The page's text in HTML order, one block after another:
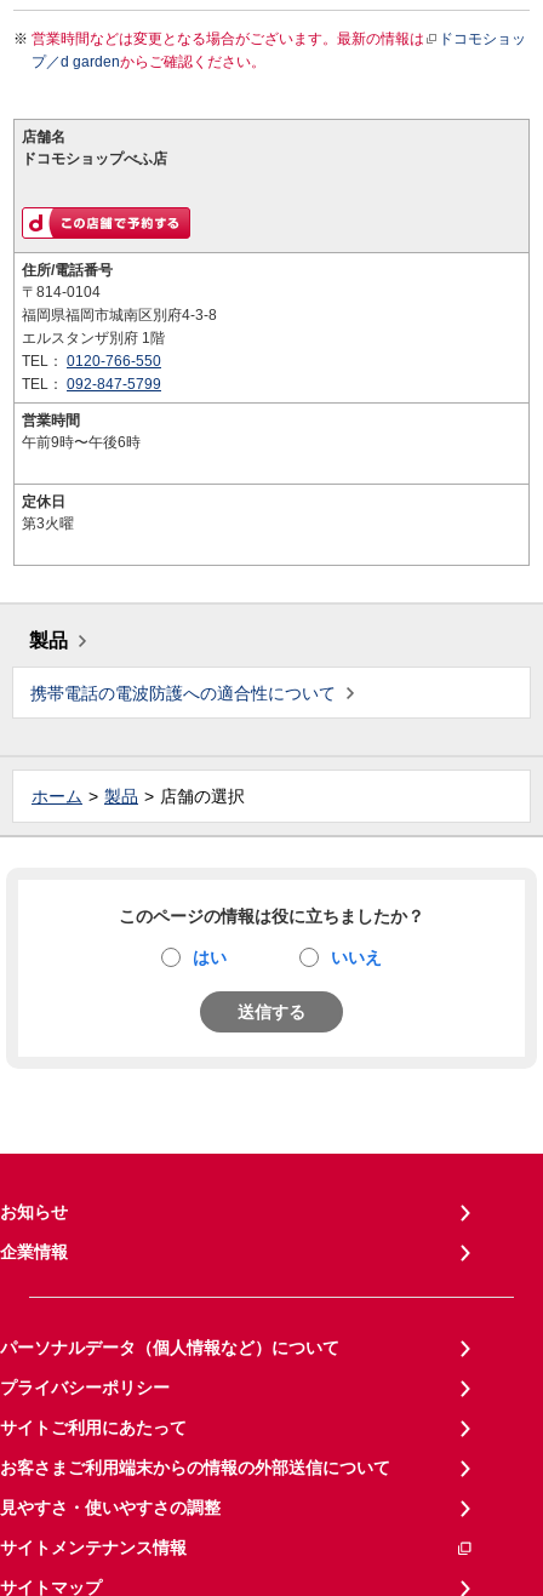
営業時間などは変更となる場合がございます。最新の情報は
ドコモショッ
プ／d gardenからご確認ください。
店舗名
ドコモショップべふ店
住所/電話番号
〒814-0104
福岡県福岡市城南区別府4-3-8
エルスタンザ別府 1階
TEL： 0120-766-550
TEL： 092-847-5799
営業時間
午前9時〜午後6時
定休日
第3火曜
製品
携帯電話の電波防護への適合性について
ホーム 製品 店舗の選択
このページの情報は役に立ちましたか？
はい いいえ
送信する
お知らせ
企業情報
パーソナルデータ（個人情報など）について
プライバシーポリシー
サイトご利用にあたって
お客さまご利用端末からの情報の外部送信について
見やすさ・使いやすさの調整
サイトメンテナンス情報
サイトマップ